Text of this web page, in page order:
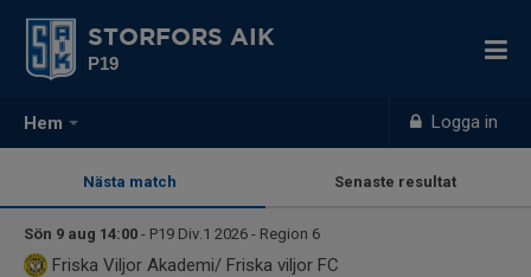
Hem Logga in
STORFORS AIK
P19
Nästa match Senaste resultat
Sön 9 aug 14:00 - P19 Div.1 2026 - Region 6
Friska Viljor Akademi/ Friska viljor FC